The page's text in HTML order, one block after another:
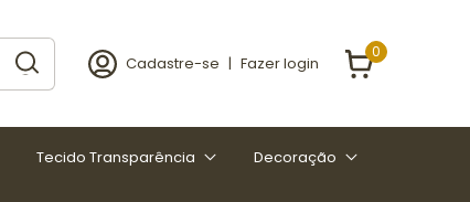
Cadastre-se | Fazer login
0
Tecido Transparência Decoração